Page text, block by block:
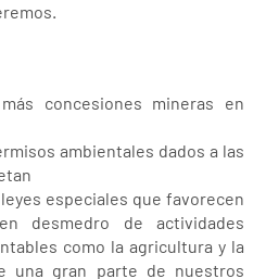
concesiones mineras en
ambientales dados a las
especiales que favorecen
desmedro de actividades
como la agricultura y la
una gran parte de nuestros